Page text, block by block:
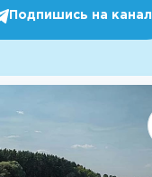
Подпишись на канал